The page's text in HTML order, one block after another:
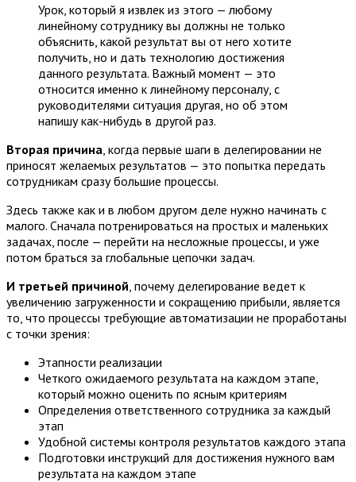
Урок, который я извлек из этого — любому
линейному сотруднику вы должны не только
объяснить, какой результат вы от него хотите
получить, но и дать технологию достижения
данного результата. Важный момент — это
относится именно к линейному персоналу, с
руководителями ситуация другая, но об этом
напишу как-нибудь в другой раз.
Вторая причина , когда первые шаги в делегировании не
приносят желаемых результатов — это попытка передать
сотрудникам сразу большие процессы.
Здесь также как и в любом другом деле нужно начинать с
малого. Сначала потренироваться на простых и маленьких
задачах, после — перейти на несложные процессы, и уже
потом браться за глобальные цепочки задач.
И третьей причиной , почему делегирование ведет к
увеличению загруженности и сокращению прибыли, является
то, что процессы требующие автоматизации не проработаны
с точки зрения:
Этапности реализации
Четкого ожидаемого результата на каждом этапе,
который можно оценить по ясным критериям
Определения ответственного сотрудника за каждый
этап
Удобной системы контроля результатов каждого этапа
Подготовки инструкций для достижения нужного вам
результата на каждом этапе